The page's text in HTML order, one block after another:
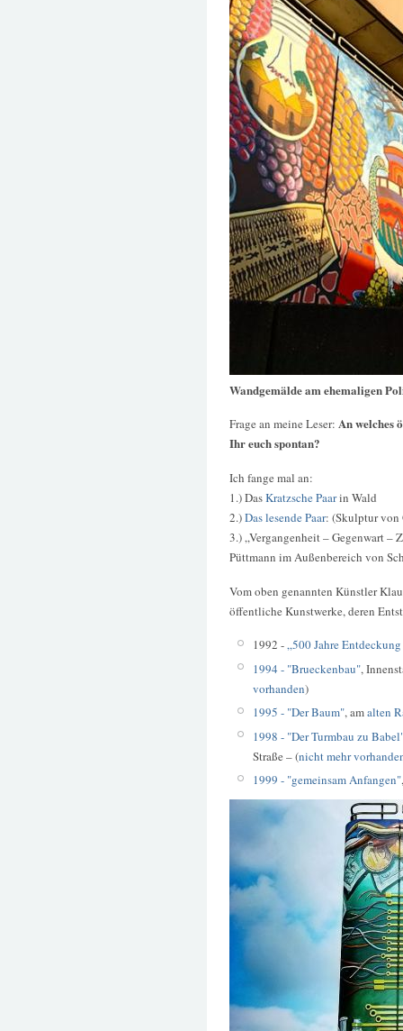
Wandgemälde am ehemaligen
Frage an meine Leser: An welches
Ihr euch spontan?
Ich fange mal an:
1.) DasKratzsche Paarin Wald
2.)Das lesende Paar: (Skulptur von
3.) „Vergangenheit – Gegenwart
Püttmann im Außenbereich von
Vom oben genannten Künstler
öffentliche Kunstwerke, deren
1992 -„500 Jahre
1994 - "Brueckenbau",
vorhanden)
1995 - "Der Baum", amalten
1998 - "Der Turmbau zu
Straße – (nicht mehr
1999 - "gemeinsam Anfangen"